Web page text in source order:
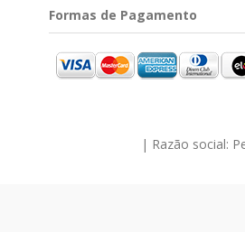
Formas de Pagamento
| Razão social: